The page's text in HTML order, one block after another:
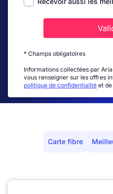
* Champs obligatoires
Informations collectées par
vous renseigner sur les offres
politique de confidentialité et
Carte fibre